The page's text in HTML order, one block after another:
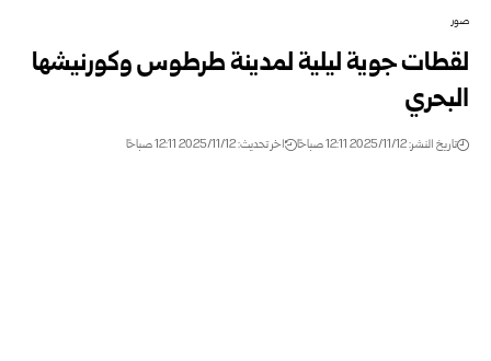
صور
لقطات جوية ليلية لمدينة طرطوس وكورنيشها
البحري
تاريخ النشر: 2025/11/12 12:11 صباحًا اخر تحديث: 2025/11/12 12:11 صباحًا